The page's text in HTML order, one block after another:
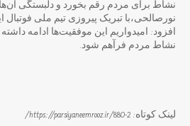
نشاط برای مردم رقم بخورد و دلبستگی آن‌ها
نورصالحی،با تبریک پیروزی تیم ملی فوتبال
افزود: امیدواریم این موفقیت‌ها ادامه
نشاط مردم فرآهم شود.
لینک کوتاه: https://parsiyaneemrooz.ir/880-2/